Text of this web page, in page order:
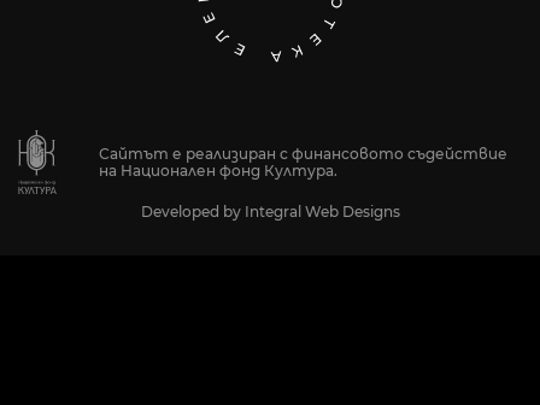
Сайтът е реализиран с финансовото съдействие
на Национален фонд Култура.
Developed by Integral Web Designs